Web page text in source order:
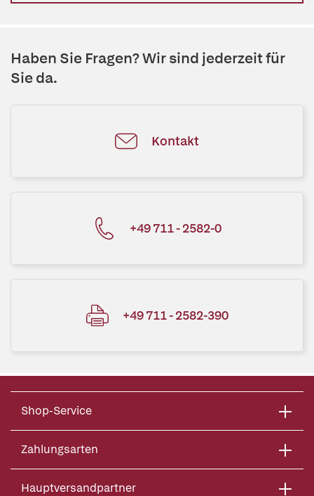
Haben Sie Fragen? Wir sind jederzeit für
Sie da.
Kontakt
+49 711 - 2582-0
+49 711 - 2582-390
Shop-Service
Zahlungsarten
Hauptversandpartner